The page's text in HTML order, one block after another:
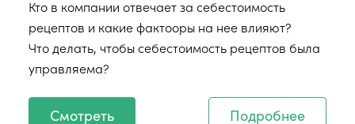
Кто в компании отвечает за себестоимость
рецептов и какие фактооры на нее влияют?
Что делать, чтобы себестоимость рецептов была
управляема?
Смотреть Подробнее